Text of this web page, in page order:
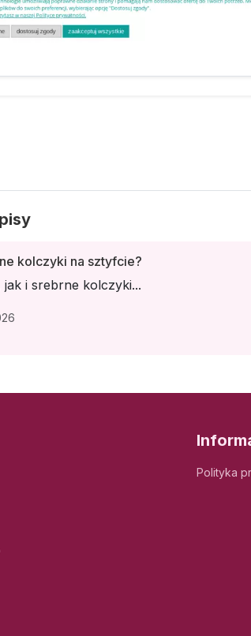
kolczyki na sztyfcie?
jak i srebrne kolczyki...
Polityka